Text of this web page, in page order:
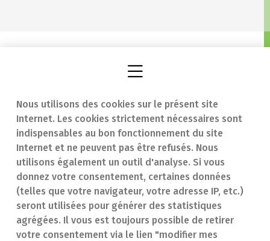
Nous utilisons des cookies sur le présent site
Internet. Les cookies strictement nécessaires sont
indispensables au bon fonctionnement du site
Internet et ne peuvent pas être refusés. Nous
utilisons également un outil d'analyse. Si vous
donnez votre consentement, certaines données
(telles que votre navigateur, votre adresse IP, etc.)
seront utilisées pour générer des statistiques
agrégées. Il vous est toujours possible de retirer
votre consentement via le lien "modifier mes
Trouver une
pharmacie
Notre expertise
Maladies
Médicaments
En cas d'urgence
Contact
Questions
fréquentes (FAQ)